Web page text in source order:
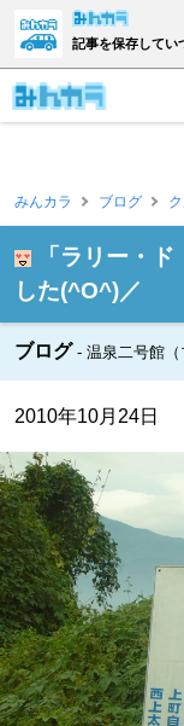
記事を保存してい
みんカラ ブログ
「ラリー・
した(^O^)／
ブログ 温泉二号館（
2010年10月24日